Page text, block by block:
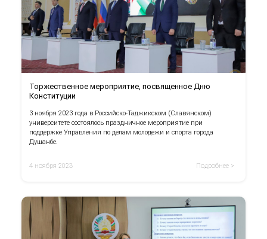
Торжественное мероприятие, посвященное Дню
Конституции
3 ноября 2023 года в Российско-Таджикском (Славянском)
университете состоялось праздничное мероприятие при
поддержке Управления по делам молодежи и спорта города
Душанбе.
4 ноября 2023 Подробнее >